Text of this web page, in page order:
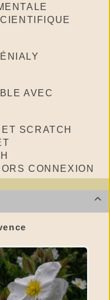
AVEC
SCRATCH
CONNEXION
